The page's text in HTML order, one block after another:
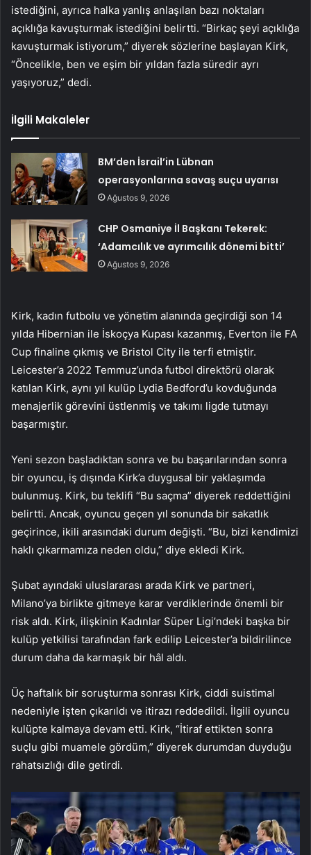
istediğini, ayrıca halka yanlış anlaşılan bazı noktaları
açıklığa kavuşturmak istediğini belirtti. “Birkaç şeyi açıklığa
kavuşturmak istiyorum,” diyerek sözlerine başlayan Kirk,
“Öncelikle, ben ve eşim bir yıldan fazla süredir ayrı
yaşıyoruz,” dedi.
İlgili Makaleler
BM’den İsrail’in Lübnan
operasyonlarına savaş suçu uyarısı
Ağustos 9, 2026
CHP Osmaniye İl Başkanı Tekerek:
‘Adamcılık ve ayrımcılık dönemi bitti’
Ağustos 9, 2026
Kirk, kadın futbolu ve yönetim alanında geçirdiği son 14
yılda Hibernian ile İskoçya Kupası kazanmış, Everton ile FA
Cup finaline çıkmış ve Bristol City ile terfi etmiştir.
Leicester’a 2022 Temmuz’unda futbol direktörü olarak
katılan Kirk, aynı yıl kulüp Lydia Bedford’u kovduğunda
menajerlik görevini üstlenmiş ve takımı ligde tutmayı
başarmıştır.
Yeni sezon başladıktan sonra ve bu başarılarından sonra
bir oyuncu, iş dışında Kirk’a duygusal bir yaklaşımda
bulunmuş. Kirk, bu teklifi “Bu saçma” diyerek reddettiğini
belirtti. Ancak, oyuncu geçen yıl sonunda bir sakatlık
geçirince, ikili arasındaki durum değişti. “Bu, bizi kendimizi
haklı çıkarmamıza neden oldu,” diye ekledi Kirk.
Şubat ayındaki uluslararası arada Kirk ve partneri,
Milano’ya birlikte gitmeye karar verdiklerinde önemli bir
risk aldı. Kirk, ilişkinin Kadınlar Süper Ligi’ndeki başka bir
kulüp yetkilisi tarafından fark edilip Leicester’a bildirilince
durum daha da karmaşık bir hâl aldı.
Üç haftalık bir soruşturma sonrası Kirk, ciddi suistimal
nedeniyle işten çıkarıldı ve itirazı reddedildi. İlgili oyuncu
kulüpte kalmaya devam etti. Kirk, “İtiraf ettikten sonra
suçlu gibi muamele gördüm,” diyerek durumdan duyduğu
rahatsızlığı dile getirdi.